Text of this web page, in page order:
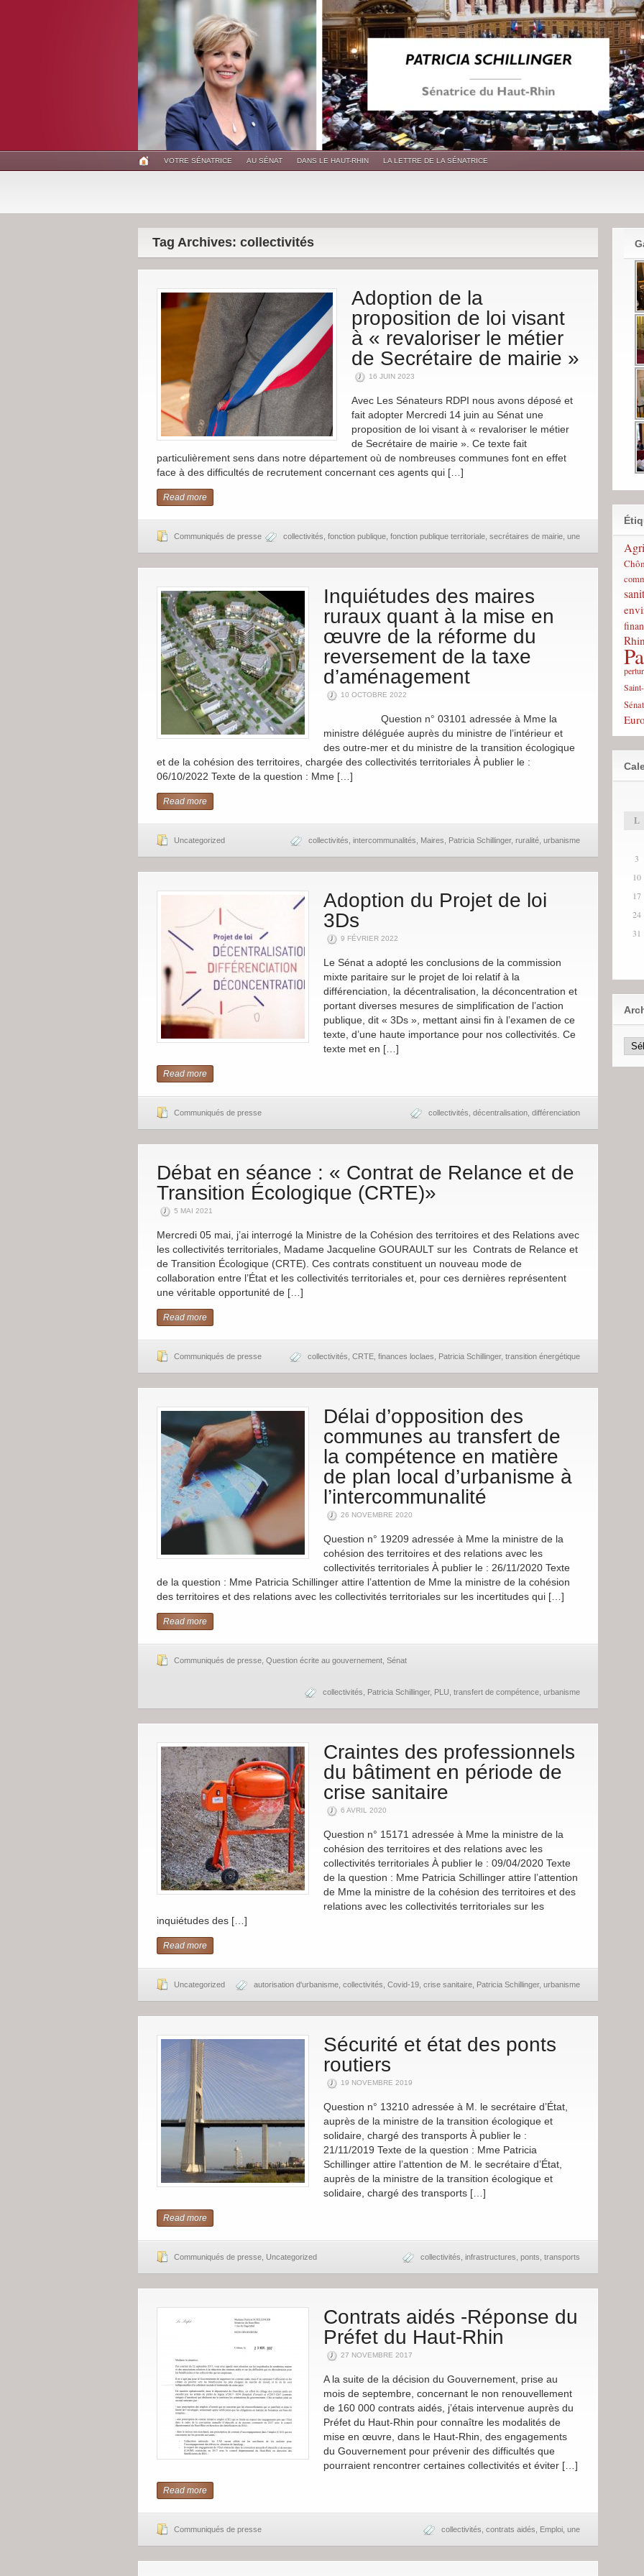
VOTRE SÉNATRICE AU SÉNAT DANS LE HAUT-RHIN LA LETTRE DE LA SÉNATRICE
Tag Archives: collectivités
Adoption de la
proposition de loi visant
à « revaloriser le métier
de Secrétaire de mairie »
16 JUIN 2023
Avec Les Sénateurs RDPI nous avons déposé et
fait adopter Mercredi 14 juin au Sénat une
proposition de loi visant à « revaloriser le métier
de Secrétaire de mairie ». Ce texte fait
particulièrement sens dans notre département où de nombreuses communes font en effet
face à des difficultés de recrutement concernant ces agents qui […]
Read more
Communiqués de presse collectivités fonction publique fonction publique territoriale secrétaires de mairie une
Inquiétudes des maires
ruraux quant à la mise en
œuvre de la réforme du
reversement de la taxe
d’aménagement
10 OCTOBRE 2022
Question n° 03101 adressée à Mme la
ministre déléguée auprès du ministre de l’intérieur et
des outre-mer et du ministre de la transition écologique
et de la cohésion des territoires, chargée des collectivités territoriales À publier le :
06/10/2022 Texte de la question : Mme […]
Read more
Uncategorized collectivités intercommunalités Maires Patricia Schillinger, ruralité urbanisme
Adoption du Projet de loi
3Ds
9 FÉVRIER 2022
Le Sénat a adopté les conclusions de la commission
mixte paritaire sur le projet de loi relatif à la
différenciation, la décentralisation, la déconcentration et
portant diverses mesures de simplification de l’action
publique, dit « 3Ds », mettant ainsi fin à l’examen de ce
texte, d’une haute importance pour nos collectivités. Ce
texte met en […]
Read more
Communiqués de presse collectivités décentralisation différenciation
Débat en séance : « Contrat de Relance et de
Transition Écologique (CRTE)»
5 MAI 2021
Mercredi 05 mai, j’ai interrogé la Ministre de la Cohésion des territoires et des Relations avec
les collectivités territoriales, Madame Jacqueline GOURAULT sur les Contrats de Relance et
de Transition Écologique (CRTE). Ces contrats constituent un nouveau mode de
collaboration entre l’État et les collectivités territoriales et, pour ces dernières représentent
une véritable opportunité de […]
Read more
Communiqués de presse collectivités CRTE finances loclaes Patricia Schillinger, transition énergétique
Délai d’opposition des
communes au transfert de
la compétence en matière
de plan local d’urbanisme à
l’intercommunalité
26 NOVEMBRE 2020
Question n° 19209 adressée à Mme la ministre de la
cohésion des territoires et des relations avec les
collectivités territoriales À publier le : 26/11/2020 Texte
de la question : Mme Patricia Schillinger attire l’attention de Mme la ministre de la cohésion
des territoires et des relations avec les collectivités territoriales sur les incertitudes qui […]
Read more
Communiqués de presse Question écrite au gouvernement Sénat
collectivités Patricia Schillinger, PLU transfert de compétence urbanisme
Craintes des professionnels
du bâtiment en période de
crise sanitaire
6 AVRIL 2020
Question n° 15171 adressée à Mme la ministre de la
cohésion des territoires et des relations avec les
collectivités territoriales À publier le : 09/04/2020 Texte
de la question : Mme Patricia Schillinger attire l’attention
de Mme la ministre de la cohésion des territoires et des
relations avec les collectivités territoriales sur les
inquiétudes des […]
Read more
Uncategorized autorisation d'urbanisme collectivités Covid-19 crise sanitaire Patricia Schillinger, urbanisme
Sécurité et état des ponts
routiers
19 NOVEMBRE 2019
Question n° 13210 adressée à M. le secrétaire d’État,
auprès de la ministre de la transition écologique et
solidaire, chargé des transports À publier le :
21/11/2019 Texte de la question : Mme Patricia
Schillinger attire l’attention de M. le secrétaire d’État,
auprès de la ministre de la transition écologique et
solidaire, chargé des transports […]
Read more
Communiqués de presse Uncategorized collectivités infrastructures ponts transports
Contrats aidés -Réponse du
Préfet du Haut-Rhin
27 NOVEMBRE 2017
A la suite de la décision du Gouvernement, prise au
mois de septembre, concernant le non renouvellement
de 160 000 contrats aidés, j’étais intervenue auprès du
Préfet du Haut-Rhin pour connaître les modalités de
mise en œuvre, dans le Haut-Rhin, des engagements
du Gouvernement pour prévenir des difficultés que
pourraient rencontrer certaines collectivités et éviter […]
Read more
Communiqués de presse collectivités contrats aidés Emploi une
Rhin
Sénat
L
3
10
17
24
31